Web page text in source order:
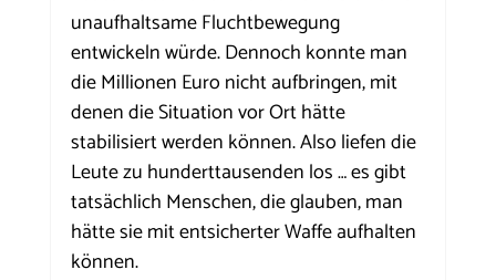
unaufhaltsame Fluchtbewegung
entwickeln würde. Dennoch konnte man
die Millionen Euro nicht aufbringen, mit
denen die Situation vor Ort hätte
stabilisiert werden können. Also liefen die
Leute zu hunderttausenden los … es gibt
tatsächlich Menschen, die glauben, man
hätte sie mit entsicherter Waffe aufhalten
können.